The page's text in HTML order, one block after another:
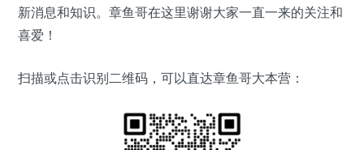
新消息和知识。章鱼哥在这里谢谢大家一直一来的关注和
喜爱！
扫描或点击识别二维码，可以直达章鱼哥大本营：